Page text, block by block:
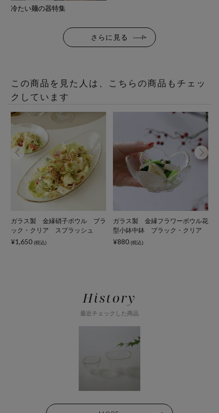
冷たい麺の器特集
さらに見る
この商品を見た人は、こちらの商品もチェッ
クしています
ガラス製 金縁硝子ボウル ブラ
ック・クリア スプラッシュ
¥1,650 (税込)
ガラス製 金縁フラワーボウル花
型小鉢中鉢 ブラック・クリア
¥880 (税込)
History
最近チェックした商品